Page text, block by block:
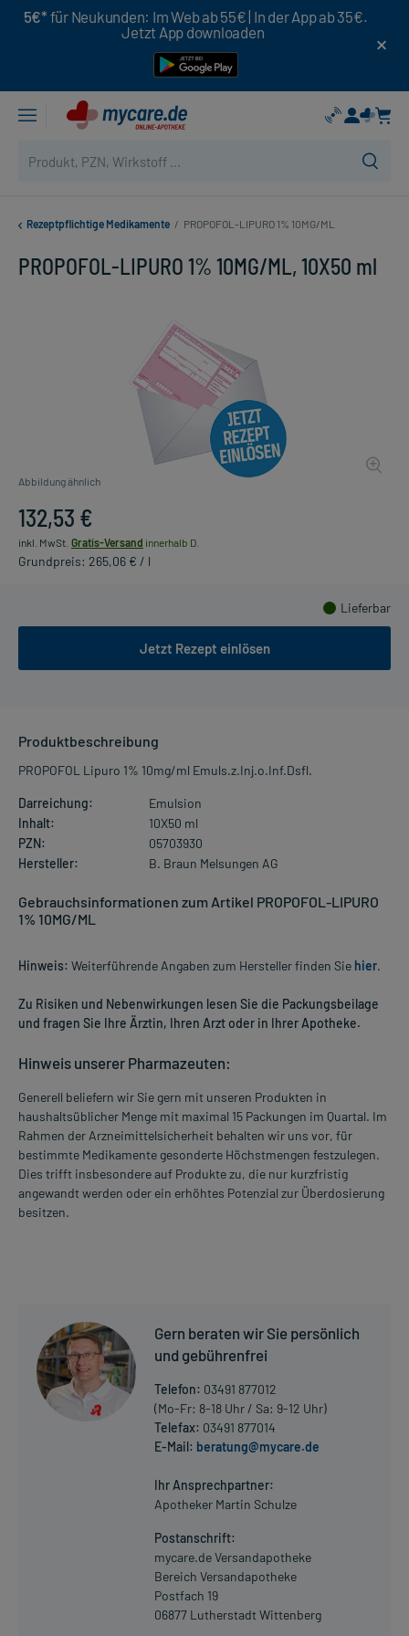
5€* für Neukunden: Im Web ab 55€ | In der App ab 35€.
Jetzt App downloaden
Rezeptpflichtige Medikamente / PROPOFOL-LIPURO 1% 10MG/ML
PROPOFOL-LIPURO 1% 10MG/ML, 10X50 ml
Abbildung ähnlich
132,53 €
inkl. MwSt. Gratis-Versand innerhalb D.
Grundpreis: 265,06 € / l
Lieferbar
Jetzt Rezept einlösen
Produktbeschreibung
PROPOFOL Lipuro 1% 10mg/ml Emuls.z.Inj.o.Inf.Dsfl.
Darreichung:
Emulsion
Inhalt:
10X50 ml
PZN:
05703930
Hersteller:
B. Braun Melsungen AG
Gebrauchsinformationen zum Artikel PROPOFOL-LIPURO
1% 10MG/ML
Hinweis: Weiterführende Angaben zum Hersteller finden Sie hier.
Zu Risiken und Nebenwirkungen lesen Sie die Packungsbeilage
und fragen Sie Ihre Ärztin, Ihren Arzt oder in Ihrer Apotheke.
Hinweis unserer Pharmazeuten:
Generell beliefern wir Sie gern mit unseren Produkten in
haushaltsüblicher Menge mit maximal 15 Packungen im Quartal. Im
Rahmen der Arzneimittelsicherheit behalten wir uns vor, für
bestimmte Medikamente gesonderte Höchstmengen festzulegen.
Dies trifft insbesondere auf Produkte zu, die nur kurzfristig
angewandt werden oder ein erhöhtes Potenzial zur Überdosierung
besitzen.
Gern beraten wir Sie persönlich
und gebührenfrei
Telefon: 03491 877012
(Mo-Fr: 8-18 Uhr / Sa: 9-12 Uhr)
Telefax: 03491 877014
E-Mail: beratung@mycare.de
Ihr Ansprechpartner:
Apotheker Martin Schulze
Postanschrift:
mycare.de Versandapotheke
Bereich Versandapotheke
Postfach 19
06877 Lutherstadt Wittenberg